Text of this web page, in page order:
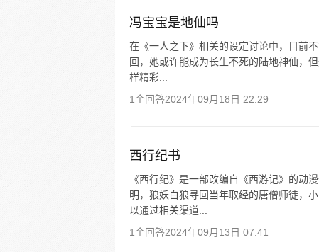
冯宝宝是地仙吗
在《一人之下》相关的设定讨论中，目前
回，她或许能成为长生不死的陆地神仙，
样精彩...
1个回答2024年09月18日 22:29
西行纪书
《西行纪》是一部改编自《西游记》的动
明，狼妖白狼寻回当年取经的唐僧师徒，
以通过相关渠道...
1个回答2024年09月13日 07:41